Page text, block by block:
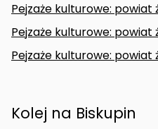
Pejzaże kulturowe: powiat
Pejzaże kulturowe: powiat
Pejzaże kulturowe:
Kolej na Biskupin